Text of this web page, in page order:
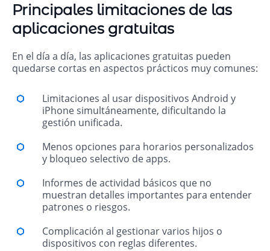
Principales limitaciones de las
aplicaciones gratuitas
En el día a día, las aplicaciones gratuitas pueden
quedarse cortas en aspectos prácticos muy comunes:
Limitaciones al usar dispositivos Android y
iPhone simultáneamente, dificultando la
gestión unificada.
Menos opciones para horarios personalizados
y bloqueo selectivo de apps.
Informes de actividad básicos que no
muestran detalles importantes para entender
patrones o riesgos.
Complicación al gestionar varios hijos o
dispositivos con reglas diferentes.